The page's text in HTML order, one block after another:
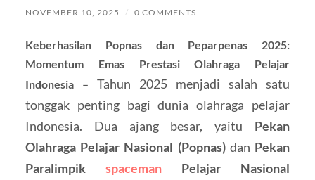
NOVEMBER 10, 2025 / 0 COMMENTS
Keberhasilan Popnas dan Peparpenas 2025:
Momentum Emas Prestasi Olahraga Pelajar
Indonesia – Tahun 2025 menjadi salah satu
tonggak penting bagi dunia olahraga pelajar
Indonesia. Dua ajang besar, yaitu Pekan
Olahraga Pelajar Nasional (Popnas)dan Pekan
Paralimpik spacemanPelajar Nasional